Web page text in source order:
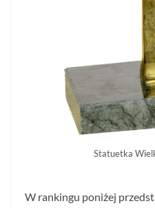
Statuetka
W rankingu poniżej